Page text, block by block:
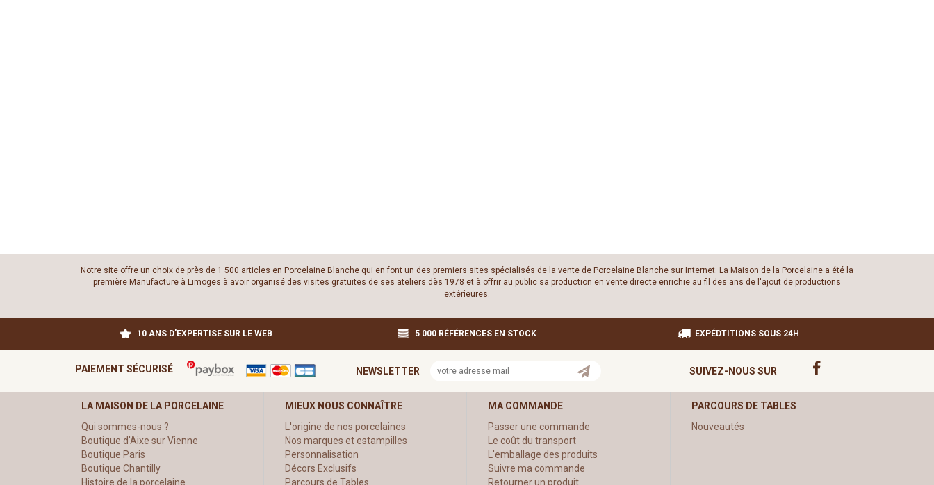
Notre site offre un choix de près de 1 500 articles en Porcelaine Blanche qui en font un des premiers sites spécialisés de la vente de Porcelaine Blanche sur Internet. La Maison de la Porcelaine a été la
première Manufacture à Limoges à avoir organisé des visites gratuites de ses ateliers dès 1978 et à offrir au public sa production en vente directe enrichie au fil des ans de l'ajout de productions
extérieures.
10 ANS D'EXPERTISE SUR LE WEB 5 000 RÉFÉRENCES EN STOCK EXPÉDTITIONS SOUS 24H
PAIEMENT SÉCURISÉ NEWSLETTER SUIVEZ-NOUS SUR
LA MAISON DE LA PORCELAINE
Qui sommes-nous ?
Boutique d'Aixe sur Vienne
Boutique Paris
Boutique Chantilly
Histoire de la porcelaine
MIEUX NOUS CONNAÎTRE
L'origine de nos porcelaines
Nos marques et estampilles
Personnalisation
Décors Exclusifs
Parcours de Tables
MA COMMANDE
Passer une commande
Le coût du transport
L'emballage des produits
Suivre ma commande
Retourner un produit
PARCOURS DE TABLES
Nouveautés